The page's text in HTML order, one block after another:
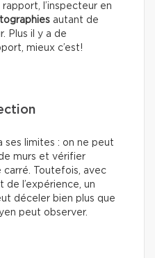
rapport, l’inspecteur en
autant de
Plus il y a de
mieux c’est!
ses limites : on ne peut
murs et vérifier
carré. Toutefois, avec
l’expérience, un
déceler bien plus que
peut observer.